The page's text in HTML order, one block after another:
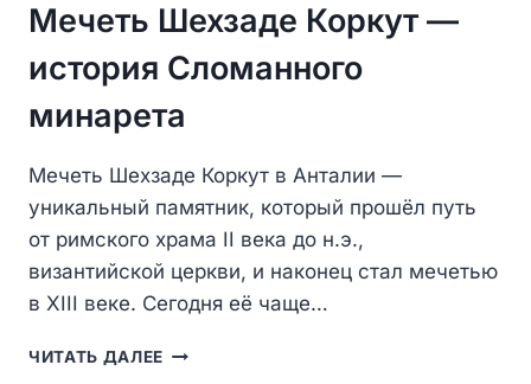
Мечеть Шехзаде Коркут —
история Сломанного
минарета
Мечеть Шехзаде Коркут в Анталии —
уникальный памятник, который прошёл путь
от римского храма II века до н.э.,
византийской церкви, и наконец стал мечетью
в XIII веке. Сегодня её чаще…
ЧИТАТЬ ДАЛЕЕ МЕЧЕТЬ